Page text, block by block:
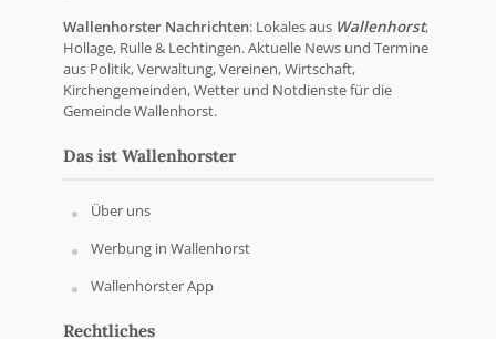
Wallenhorster Nachrichten: Lokales aus Wallenhorst,
Hollage, Rulle & Lechtingen. Aktuelle News und Termine
aus Politik, Verwaltung, Vereinen, Wirtschaft,
Kirchengemeinden, Wetter und Notdienste für die
Gemeinde Wallenhorst.
Das ist Wallenhorster
Über uns
Werbung in Wallenhorst
Wallenhorster App
Rechtliches